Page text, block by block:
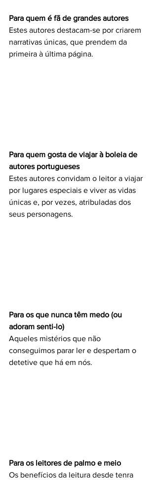
Para quem é fã de grandes autores
Estes autores destacam-se por criarem
narrativas únicas, que prendem da
primeira à última página.
Para quem gosta de viajar à boleia de
autores portugueses
Estes autores convidam o leitor a viajar
por lugares especiais e viver as vidas
únicas e, por vezes, atribuladas dos
seus personagens.
Para os que nunca têm medo (ou
adoram senti-lo)
Aqueles mistérios que não
conseguimos parar ler e despertam o
detetive que há em nós.
Para os leitores de palmo e meio
Os benefícios da leitura desde tenra